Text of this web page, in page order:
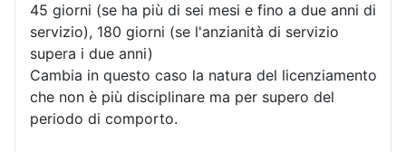
45 giorni (se ha più di sei mesi e fino a due anni di
servizio), 180 giorni (se l'anzianità di servizio
supera i due anni)
Cambia in questo caso la natura del licenziamento
che non è più disciplinare ma per supero del
periodo di comporto.